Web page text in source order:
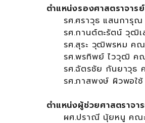
ตำแหน่งรองศาสตราจารย์
รศ.ศราวุธ แสนการุณ
รศ.กานต์ตะรัตน์ วุฒิเ
รศ.สุระ วุฒิพรหม คณ
รศ.พรทิพย์ ไววุฒิ คณ
รศ.ฉัตรชัย กันยาวุธ ค
รศ.ภาสพงษ์ ผิวพอใช้
ตำแหน่งผู้ช่วยศาสตราจา
ผศ.ปราณี นุ้ยหนู คณะ